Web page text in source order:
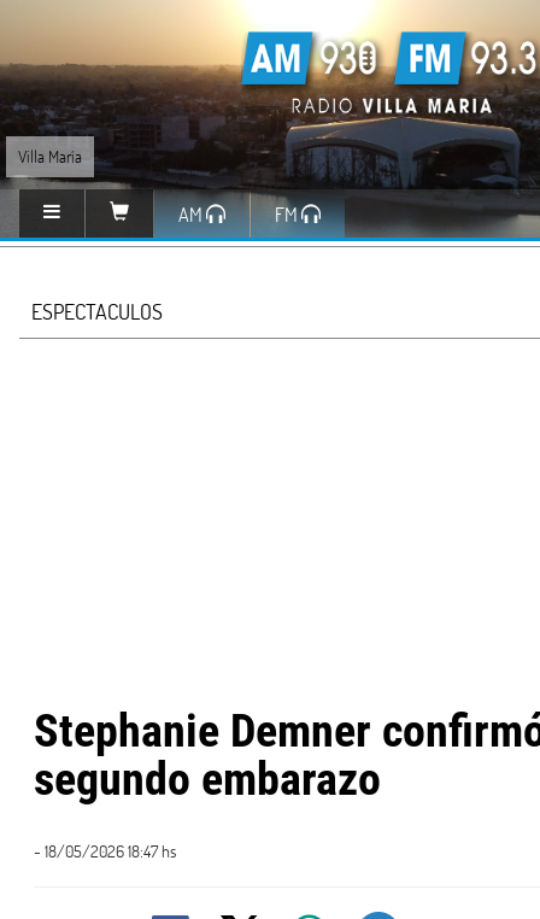
Villa María
AM FM
ESPECTACULOS
Stephanie Demner
segundo embarazo
- 18/05/2026 18:47 hs